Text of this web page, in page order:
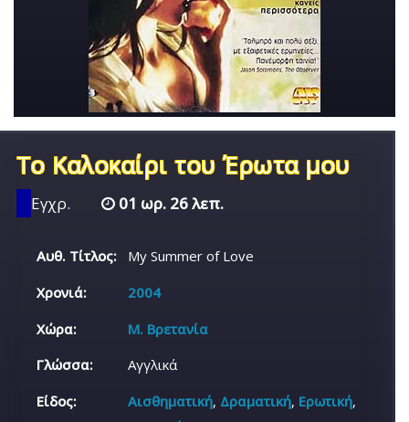
Το Καλοκαίρι του Έρωτα μου
Εγχρ. 01 ωρ. 26 λεπ.
Αυθ. Τίτλος:
My Summer of Love
Χρονιά:
2004
Χώρα:
Μ. Βρετανία
Γλώσσα:
Αγγλικά
Είδος:
Αισθηματική, Δραματική, Ερωτική,